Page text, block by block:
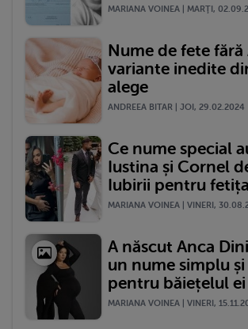
MARIANA VOINEA | MARŢI,
Nume de fete fără
variante inedite
alege
ANDREEA BITAR | JOI, 29.02.2024
Ce nume special
Iustina și Cornel
Iubirii pentru
MARIANA VOINEA | VINERI,
A născut Anca
un nume simplu
pentru băiețelul ei
MARIANA VOINEA | VINERI,